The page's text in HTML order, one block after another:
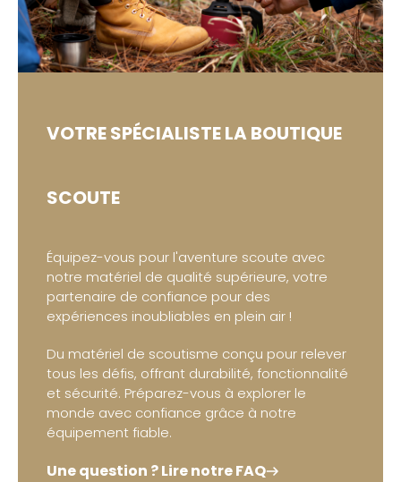
VOTRE SPÉCIALISTELA BOUTIQUE
SCOUTE
Équipez-vous pour l'aventure scoute avec
notre matériel de qualité supérieure, votre
partenaire de confiance pour des
expériences inoubliables en plein air !
Du matériel de scoutisme conçu pour relever
tous les défis, offrant durabilité, fonctionnalité
et sécurité. Préparez-vous à explorer le
monde avec confiance grâce à notre
équipement fiable.
Une question ? Lire notre FAQ